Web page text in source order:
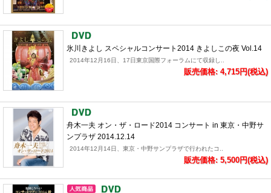
氷川きよし スペシャルコンサート2014 きよしこの夜 Vol.14
2014年12月16日、17日東京国際フォーラムにて収録し..
販売価格: 4,715円(税込)
舟木一夫 オン・ザ・ロード2014 コンサート in 東京・中野サ
ンプラザ 2014.12.14
2014年12月14日、東京・中野サンプラザで行われたコ..
販売価格: 5,500円(税込)